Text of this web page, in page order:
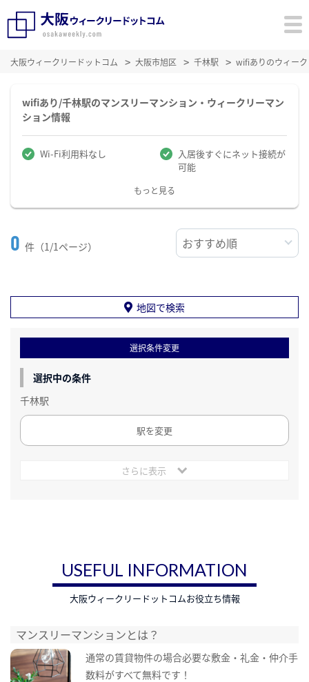
大阪ウィークリードットコム 大阪市旭区 千林駅 wifiありのウィー
wifiあり/千林駅のマンスリーマンション・ウィークリーマン
ション情報
Wi-Fi利用料なし
入居後すぐにネット接続が
可能
もっと見る
0 件（1/1ページ）
地図で検索
選択条件変更
選択中の条件
千林駅
駅を変更
さらに表示
USEFUL INFORMATION
大阪ウィークリードットコムお役立ち情報
マンスリーマンションとは？
通常の賃貸物件の場合必要な敷金・礼金・仲介手
数料がすべて無料です！